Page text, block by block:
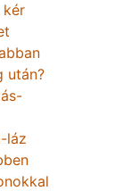
kér
után?
láz